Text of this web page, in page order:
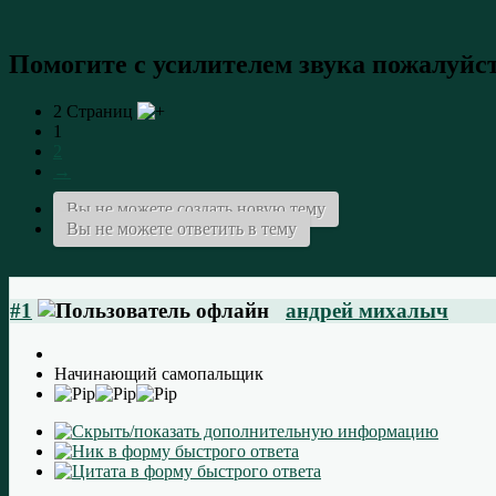
Помогите с усилителем звука
2 Страниц
1
Вы не можете создать новую тему
Вы не можете ответить в тему
#1 андрей михалыч
Начинающий самопальщик